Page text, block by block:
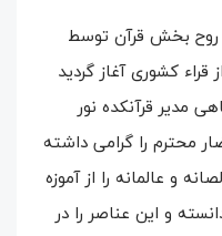
روح بخش قرآن توسط
کشوری آغاز گردید
قرآنکده نور
محترم را گرامی داشته
و عالمانه را از آموزه
و این عناصر را در